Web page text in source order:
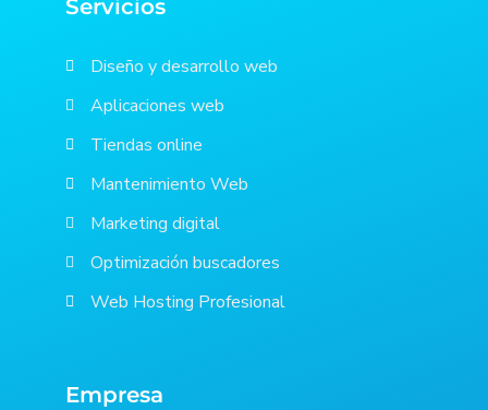
Servicios
Diseño y desarrollo web
Aplicaciones web
Tiendas online
Mantenimiento Web
Marketing digital
Optimización buscadores
Web Hosting Profesional
Empresa